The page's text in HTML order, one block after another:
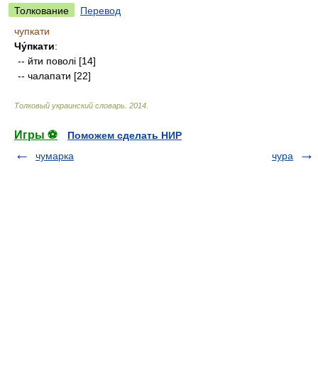
Толкование
Перевод
чупкати
Чу́пкати:
-- йти поволі [14]
-- чалапати [22]
Толковый украинский словарь 2014
Игры ⚽
Поможем сделать НИР
чумарка
чура